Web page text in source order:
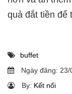
quả đắt tiền để
buffet
Ngày đăng: 23/
By: Kết nối